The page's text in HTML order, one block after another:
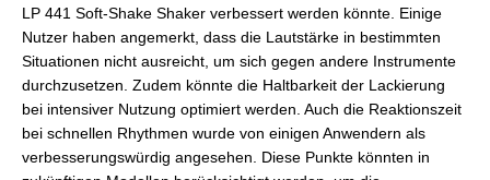
LP 441 Soft-Shake Shaker verbessert werden könnte. Einige
Nutzer haben angemerkt, dass die Lautstärke in bestimmten
Situationen nicht ausreicht, um sich gegen andere Instrumente
durchzusetzen. Zudem könnte die Haltbarkeit der Lackierung
bei intensiver Nutzung optimiert werden. Auch die Reaktionszeit
bei schnellen Rhythmen wurde von einigen Anwendern als
verbesserungswürdig angesehen. Diese Punkte könnten in